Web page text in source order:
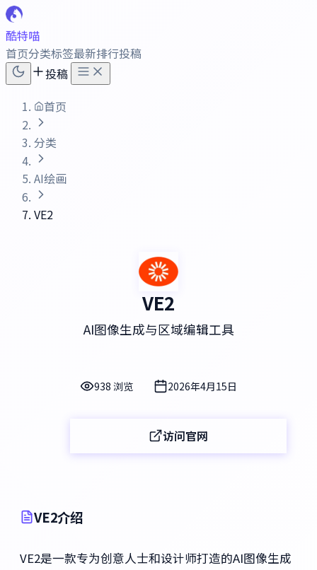
酷特喵
首页分类标签最新排行投稿
投稿
首页
分类
AI绘画
VE2
VE2
AI图像生成与区域编辑工具
938 浏览 2026年4月15日
访问官网
VE2介绍
VE2是一款专为创意人士和设计师打造的AI图像生成